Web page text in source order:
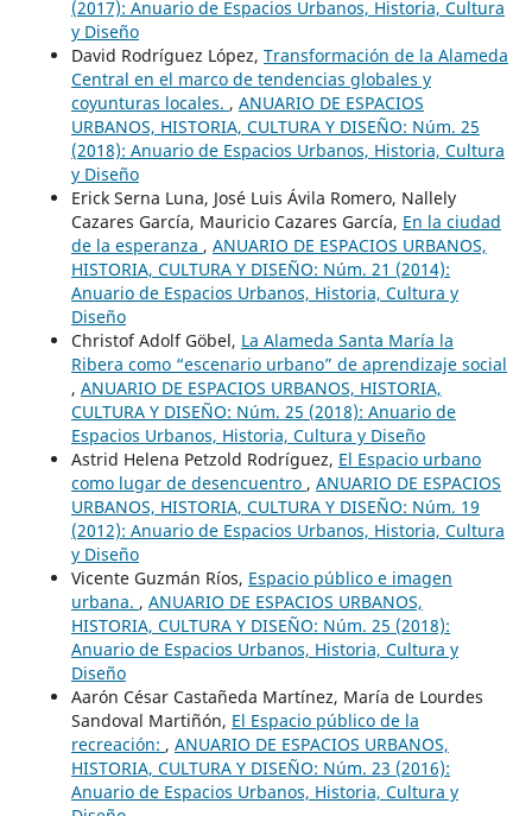
(2017): Anuario de Espacios Urbanos, Historia, Cultura
y Diseño
David Rodríguez López, Transformación de la Alameda
Central en el marco de tendencias globales y
coyunturas locales. , ANUARIO DE ESPACIOS
URBANOS, HISTORIA, CULTURA Y DISEÑO: Núm. 25
(2018): Anuario de Espacios Urbanos, Historia, Cultura
y Diseño
Erick Serna Luna, José Luis Ávila Romero, Nallely
Cazares García, Mauricio Cazares García, En la ciudad
de la esperanza , ANUARIO DE ESPACIOS URBANOS,
HISTORIA, CULTURA Y DISEÑO: Núm. 21 (2014):
Anuario de Espacios Urbanos, Historia, Cultura y
Diseño
Christof Adolf Göbel, La Alameda Santa María la
Ribera como “escenario urbano” de aprendizaje social
, ANUARIO DE ESPACIOS URBANOS, HISTORIA,
CULTURA Y DISEÑO: Núm. 25 (2018): Anuario de
Espacios Urbanos, Historia, Cultura y Diseño
Astrid Helena Petzold Rodríguez, El Espacio urbano
como lugar de desencuentro , ANUARIO DE ESPACIOS
URBANOS, HISTORIA, CULTURA Y DISEÑO: Núm. 19
(2012): Anuario de Espacios Urbanos, Historia, Cultura
y Diseño
Vicente Guzmán Ríos, Espacio público e imagen
urbana. , ANUARIO DE ESPACIOS URBANOS,
HISTORIA, CULTURA Y DISEÑO: Núm. 25 (2018):
Anuario de Espacios Urbanos, Historia, Cultura y
Diseño
Aarón César Castañeda Martínez, María de Lourdes
Sandoval Martiñón, El Espacio público de la
recreación: , ANUARIO DE ESPACIOS URBANOS,
HISTORIA, CULTURA Y DISEÑO: Núm. 23 (2016):
Anuario de Espacios Urbanos, Historia, Cultura y